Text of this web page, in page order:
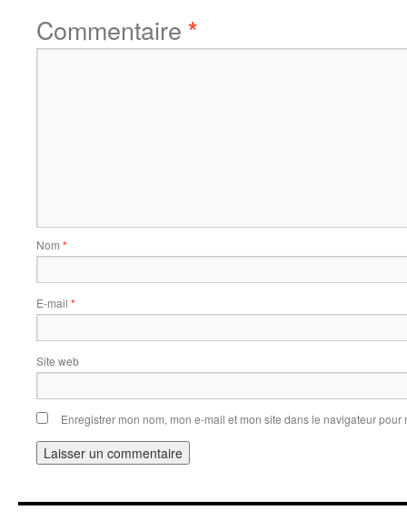
Commentaire *
Nom *
E-mail *
Site web
Enregistrer mon nom, mon e-mail et mon site dans le navigateur